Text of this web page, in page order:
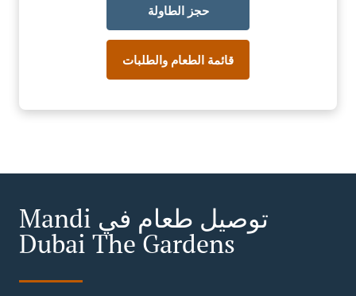
حجز الطاولة
قائمة الطعام والطلبات
Mandi توصيل طعام في
Dubai The Gardens